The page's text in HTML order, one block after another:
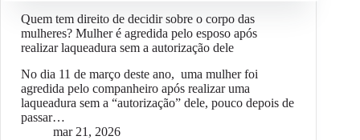
Quem tem direito de decidir sobre o corpo das
mulheres? Mulher é agredida pelo esposo após
realizar laqueadura sem a autorização dele
No dia 11 de março deste ano, uma mulher foi
agredida pelo companheiro após realizar uma
laqueadura sem a “autorização” dele, pouco depois de
passar…
mar 21, 2026